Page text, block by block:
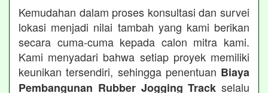
Kemudahan dalam proses konsultasi dan survei
lokasi menjadi nilai tambah yang kami berikan
secara cuma-cuma kepada calon mitra kami.
Kami menyadari bahwa setiap proyek memiliki
keunikan tersendiri, sehingga penentuan Biaya
Pembangunan Rubber Jogging Track selalu